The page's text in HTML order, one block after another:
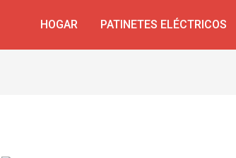
HOGAR PATINETES ELÉCTRICOS